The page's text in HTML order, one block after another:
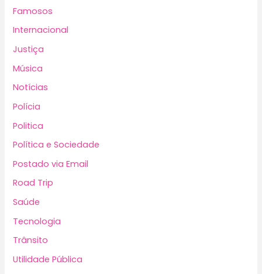
Famosos
Internacional
Justiça
Música
Notícias
Polícia
Politica
Política e Sociedade
Postado via Email
Road Trip
Saúde
Tecnologia
Trânsito
Utilidade Pública